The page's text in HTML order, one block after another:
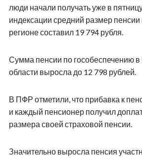
люди начали получать уже в
индексации средний размер пенсии
регионе составил 19 794 рубля.
Сумма пенсии по гособеспечению
области выросла до 12 798 рублей.
В ПФР отметили, что прибавка к
и каждый пенсионер получил
размера своей страховой пенсии.
Значительно выросла пенсия